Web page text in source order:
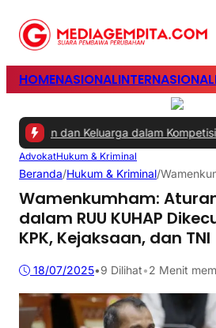
HOMENASIONALINTERNASIONAL
dan Keluarga dalam Kompetisi
AdvokatHukum & Kriminal
Beranda/Hukum & Kriminal/
Wamenkumham:
dalam RUU KUHAP
KPK, Kejaksaan, dan TNI
18/07/2025•9 Dilihat•2 Menit